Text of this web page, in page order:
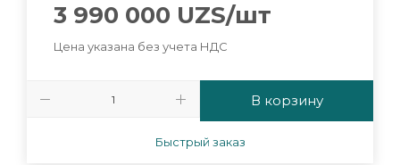
3 990 000 UZS/шт
Цена указана без учета НДС
В корзину
Быстрый заказ